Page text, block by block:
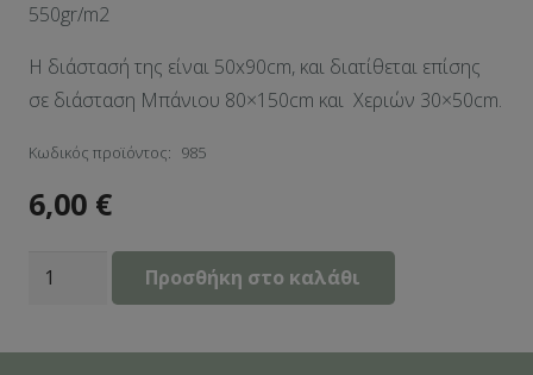
550gr/m2
Η διάστασή της είναι 50x90cm, και διατίθεται επίσης
σε διάσταση Μπάνιου 80×150cm και Χεριών 30×50cm.
Κωδικός προϊόντος: 985
6,00 €
Πετσέτα
Προσώπου
Προσθήκη στο καλάθι